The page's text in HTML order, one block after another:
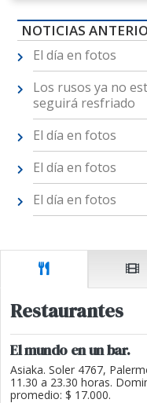
NOTICIAS
El día en fotos
Los rusos ya no
seguirá resfriado
El día en fotos
El día en fotos
El día en fotos
Restaurantes
El mundo en un bar.
Asiaka. Soler 4767,
11.30 a 23.30 horas.
promedio: $ 17.000.